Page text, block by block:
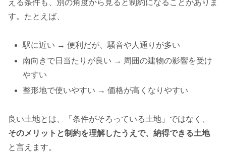
える条件も、別の角度から見ると制約になることがありま
す。たとえば、
駅に近い → 便利だが、騒音や人通りが多い
南向きで日当たりが良い → 周囲の建物の影響を受け
やすい
整形地で使いやすい → 価格が高くなりやすい
良い土地とは、「条件がそろっている土地」ではなく、
そのメリットと制約を理解したうえで、納得できる土地
と言えます。